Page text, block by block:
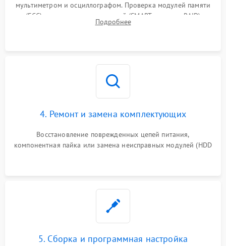
мультиметром и осциллографом. Проверка модулей памяти
(ECC) и состояния накопителей (SMART, массивы RAID)
специализированными диагностическими утилитами.
Подробнее
4. Ремонт и замена комплектующих
Восстановление поврежденных цепей питания,
компонентная пайка или замена неисправных модулей (HDD
5. Сборка и программная настройка